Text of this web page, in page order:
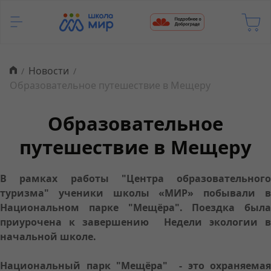
Новости
Образовательное путешествие в Мещеру
Образовательное
путешествие в Мещеру
В рамках работы "Центра образовательного
туризма" ученики школы «МИР» побывали в
Национальном парке "Мещёра". Поездка была
приурочена к завершению Недели экологии в
начальной школе.
Национальный парк "Мещёра" - это охраняемая